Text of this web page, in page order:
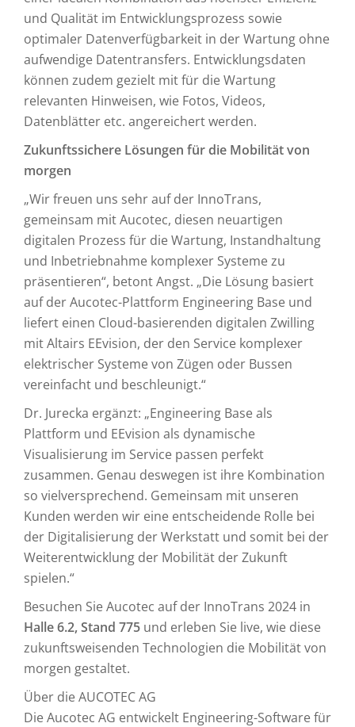
und Qualität im Entwicklungsprozess sowie
optimaler Datenverfügbarkeit in der Wartung ohne
aufwendige Datentransfers. Entwicklungsdaten
können zudem gezielt mit für die Wartung
relevanten Hinweisen, wie Fotos, Videos,
Datenblätter etc. angereichert werden.
Zukunftssichere Lösungen für die Mobilität von
morgen
„Wir freuen uns sehr auf der InnoTrans,
gemeinsam mit Aucotec, diesen neuartigen
digitalen Prozess für die Wartung, Instandhaltung
und Inbetriebnahme komplexer Systeme zu
präsentieren“, betont Angst. „Die Lösung basiert
auf der Aucotec-Plattform Engineering Base und
liefert einen Cloud-basierenden digitalen Zwilling
mit Altairs EEvision, der den Service komplexer
elektrischer Systeme von Zügen oder Bussen
vereinfacht und beschleunigt.“
Dr. Jurecka ergänzt: „Engineering Base als
Plattform und EEvision als dynamische
Visualisierung im Service passen perfekt
zusammen. Genau deswegen ist ihre Kombination
so vielversprechend. Gemeinsam mit unseren
Kunden werden wir eine entscheidende Rolle bei
der Digitalisierung der Werkstatt und somit bei der
Weiterentwicklung der Mobilität der Zukunft
spielen.“
Besuchen Sie Aucotec auf der InnoTrans 2024 in
Halle 6.2, Stand 775 und erleben Sie live, wie diese
zukunftsweisenden Technologien die Mobilität von
morgen gestaltet.
Über die AUCOTEC AG
Die Aucotec AG entwickelt Engineering-Software für